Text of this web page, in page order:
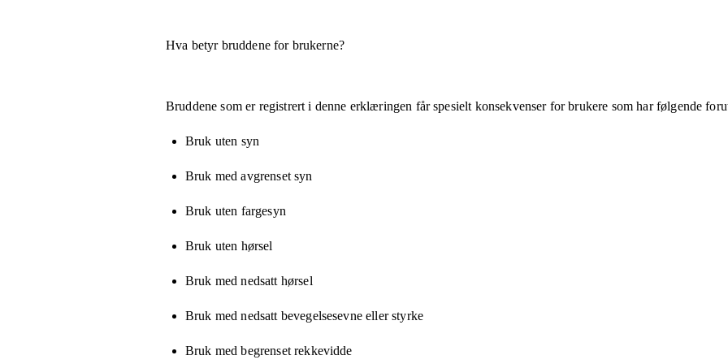
Hva betyr bruddene for brukerne?
Bruddene som er registrert i denne erklæringen får spesielt konsekvenser for brukere som har følgende
Bruk uten syn
Bruk med avgrenset syn
Bruk uten fargesyn
Bruk uten hørsel
Bruk med nedsatt hørsel
Bruk med nedsatt bevegelsesevne eller styrke
Bruk med begrenset rekkevidde